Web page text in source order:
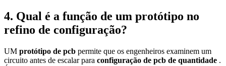
4. Qual é a função de um protótipo no
refino de configuração?
UM protótipo de pcb permite que os engenheiros examinem um
circuito antes de escalar para configuração de pcb de quantidade .